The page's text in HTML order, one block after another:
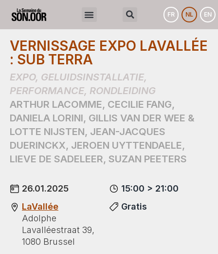
FR NL EN
VERNISSAGE EXPO LAVALLÉE
: SUB TERRA
EXPO, GELUIDSINSTALLATIE,
PERFORMANCE, RONDLEIDING
ARTHUR LACOMME, CECILIE FANG,
DANIELA LORINI, GILLIS VAN DER WEE &
LOTTE NIJSTEN, JEAN-JACQUES
DUERINCKX, JEROEN UYTTENDAELE,
LIEVE DE SADELEER, SUZAN PEETERS
26.01.2025
LaVallée
Adolphe
Lavalléestraat 39,
1080 Brussel
15:00 > 21:00
Gratis